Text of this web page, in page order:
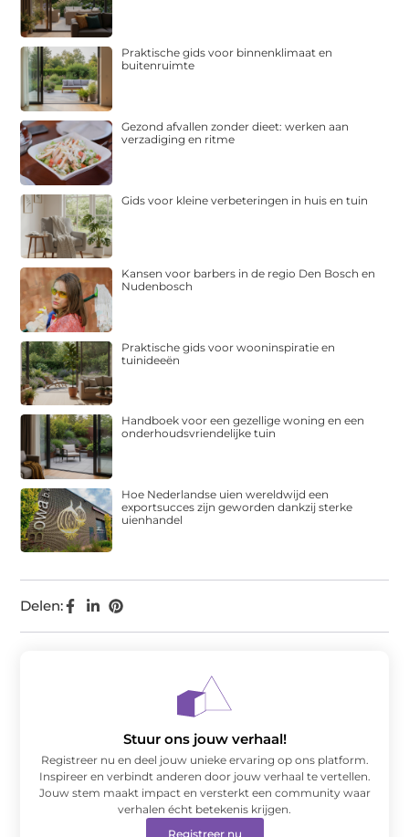
Delen:
Praktische gids voor binnenklimaat en
buitenruimte
Gezond afvallen zonder dieet: werken aan
verzadiging en ritme
Gids voor kleine verbeteringen in huis en tuin
Kansen voor barbers in de regio Den Bosch en
Nudenbosch
Praktische gids voor wooninspiratie en
tuinideeën
Handboek voor een gezellige woning en een
onderhoudsvriendelijke tuin
Hoe Nederlandse uien wereldwijd een
exportsucces zijn geworden dankzij sterke
uienhandel
Stuur ons jouw verhaal!
Registreer nu en deel jouw unieke ervaring op ons platform.
Inspireer en verbindt anderen door jouw verhaal te vertellen.
Jouw stem maakt impact en versterkt een community waar
verhalen écht betekenis krijgen.
Registreer nu